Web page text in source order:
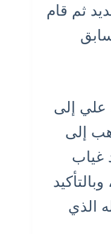
ثم قام
علي إلى
إلى
غياب
، وبالتأكيد
الذي